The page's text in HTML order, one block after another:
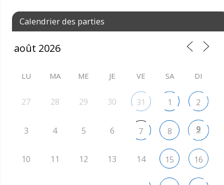
Calendrier des parties
LU MA ME JE VE SA DI
27 28 29 30 31 1 2
3 4 5 6 7 8 9
10 11 12 13 14 15 16